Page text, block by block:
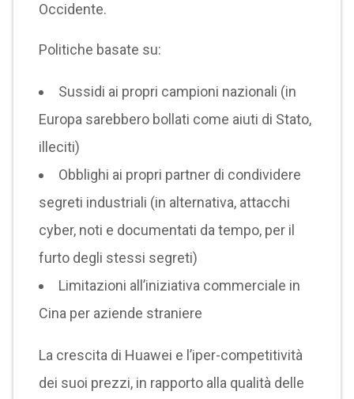
Occidente.
Politiche basate su:
Sussidi ai propri campioni nazionali (in
Europa sarebbero bollati come aiuti di Stato,
illeciti)
Obblighi ai propri partner di condividere
segreti industriali (in alternativa, attacchi
cyber, noti e documentati da tempo, per il
furto degli stessi segreti)
Limitazioni all’iniziativa commerciale in
Cina per aziende straniere
La crescita di Huawei e l’iper-competitività
dei suoi prezzi, in rapporto alla qualità delle